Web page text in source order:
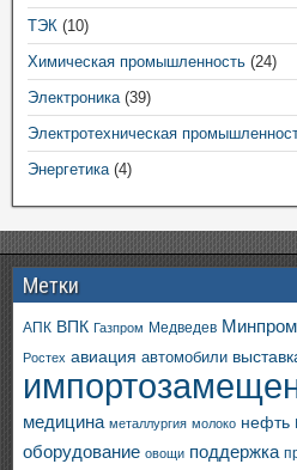
ТЭК (10)
Химическая промышленность (24)
Электроника(39)
Электротехническая
Энергетика(4)
Метки
АПК ВПК Газпром Медведев
Ростех авиация автомобили
медицина металлургия молоко нефть
оборудование овощи поддержка